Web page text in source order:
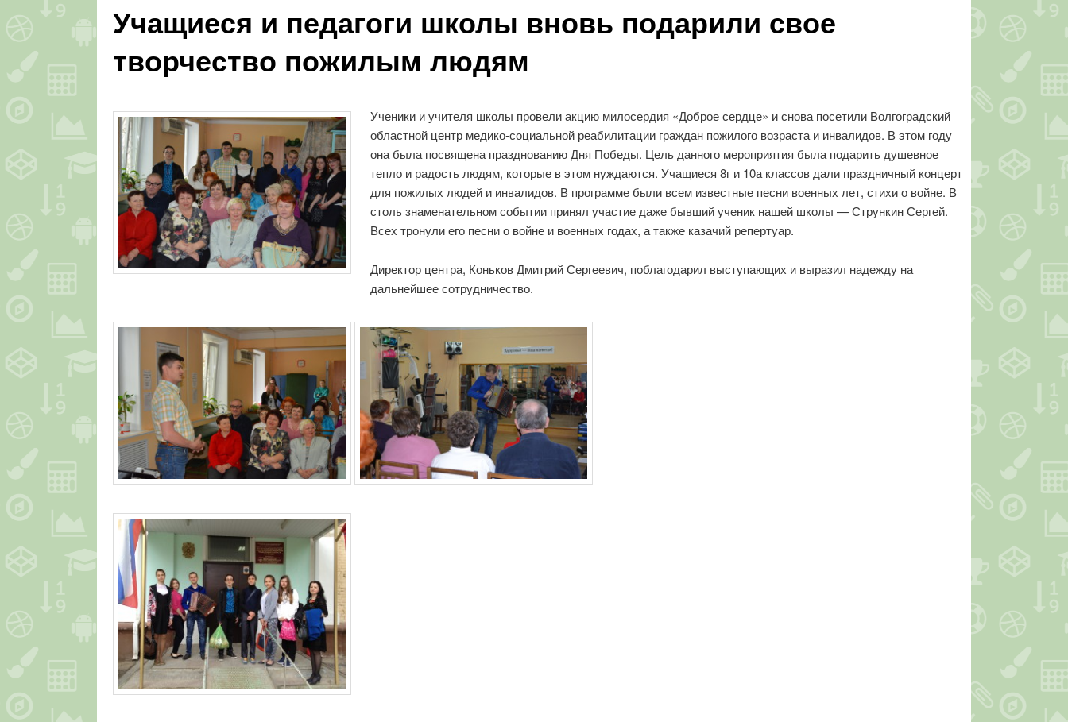
Учащиеся и педагоги школы вновь подарили свое
творчество пожилым людям
Ученики и учителя школы провели акцию милосердия «Доброе сердце» и снова посетили Волгоградский
областной центр медико-социальной реабилитации граждан пожилого возраста и инвалидов. В этом году
она была посвящена празднованию Дня Победы. Цель данного мероприятия была подарить душевное
тепло и радость людям, которые в этом нуждаются. Учащиеся 8г и 10а классов дали праздничный концерт
для пожилых людей и инвалидов. В программе были всем известные песни военных лет, стихи о войне. В
столь знаменательном событии принял участие даже бывший ученик нашей школы — Стрункин Сергей.
Всех тронули его песни о войне и военных годах, а также казачий репертуар.
Директор центра, Коньков Дмитрий Сергеевич, поблагодарил выступающих и выразил надежду на
дальнейшее сотрудничество.